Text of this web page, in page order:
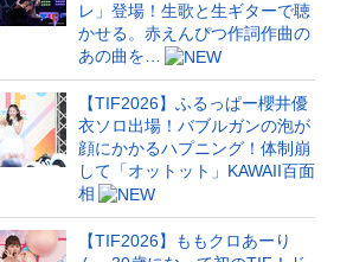
レ」登場！生歌と生ギターで聴
かせる。赤えんぴつ作詞作曲の
あの曲を…
【TIF2026】ふるっぱー櫻井優
衣ソロ出場！バブルガンの泡が
顔にかかるハプニング！体制崩
して「オットット」KAWAII百面
相
【TIF2026】ももクロあーり